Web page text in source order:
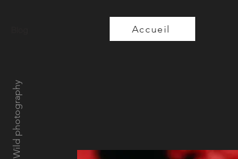
Wild photography
Accueil